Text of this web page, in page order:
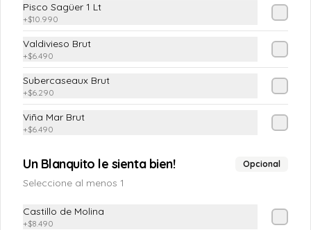
$3.990
Chacarera
Tomate con poroto verde y ají verde
(Tomate, cebolla pluma y cilantro)
Pisco Sagüer 1 Lt
+$10.990
Valdivieso Brut
+$6.490
Subercaseaux Brut
+$6.290
Viña Mar Brut
+$6.490
Un Blanquito le sienta bien! Opcional
Seleccione al menos 1
Castillo de Molina
+$8.490